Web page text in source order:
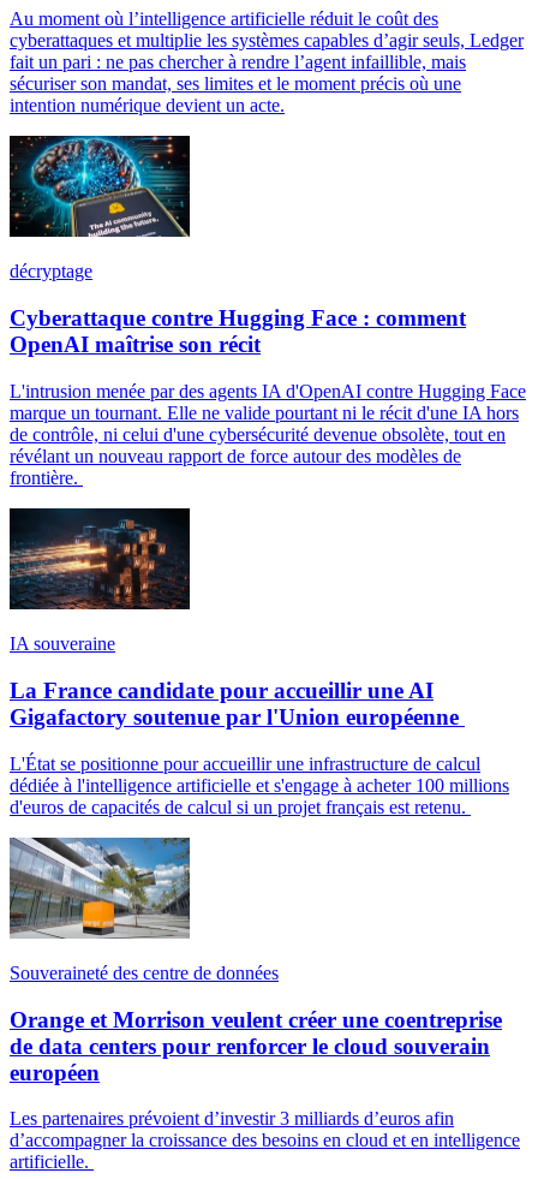
Au moment où l’intelligence artificielle réduit le coût des
cyberattaques et multiplie les systèmes capables d’agir seuls, Ledger
fait un pari : ne pas chercher à rendre l’agent infaillible, mais
sécuriser son mandat, ses limites et le moment précis où une
intention numérique devient un acte.
décryptage
Cyberattaque contre Hugging Face : comment
OpenAI maîtrise son récit
L'intrusion menée par des agents IA d'OpenAI contre Hugging Face
marque un tournant. Elle ne valide pourtant ni le récit d'une IA hors
de contrôle, ni celui d'une cybersécurité devenue obsolète, tout en
révélant un nouveau rapport de force autour des modèles de
frontière.
IA souveraine
La France candidate pour accueillir une AI
Gigafactory soutenue par l'Union européenne
L'État se positionne pour accueillir une infrastructure de calcul
dédiée à l'intelligence artificielle et s'engage à acheter 100 millions
d'euros de capacités de calcul si un projet français est retenu.
Souveraineté des centre de données
Orange et Morrison veulent créer une coentreprise
de data centers pour renforcer le cloud souverain
européen
Les partenaires prévoient d’investir 3 milliards d’euros afin
d’accompagner la croissance des besoins en cloud et en intelligence
artificielle.